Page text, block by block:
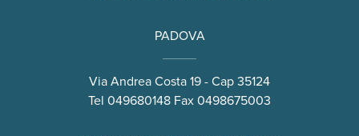
PADOVA
Via Andrea Costa 19 - Cap 35124
Tel 049680148 Fax 0498675003